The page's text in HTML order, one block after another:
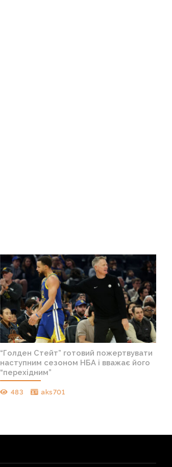
“Голден Стейт” готовий пожертвувати
наступним сезоном НБА і вважає його
“перехідним”
483 aks701